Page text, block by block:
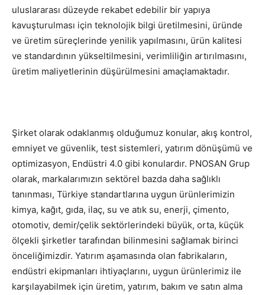
uluslararası düzeyde rekabet edebilir bir yapıya
kavuşturulması için teknolojik bilgi üretilmesini, üründe
ve üretim süreçlerinde yenilik yapılmasını, ürün kalitesi
ve standardının yükseltilmesini, verimliliğin artırılmasını,
üretim maliyetlerinin düşürülmesini amaçlamaktadır.
Şirket olarak odaklanmış olduğumuz konular, akış kontrol,
emniyet ve güvenlik, test sistemleri, yatırım dönüşümü ve
optimizasyon, Endüstri 4.0 gibi konulardır. PNOSAN Grup
olarak, markalarımızın sektörel bazda daha sağlıklı
tanınması, Türkiye standartlarına uygun ürünlerimizin
kimya, kağıt, gıda, ilaç, su ve atık su, enerji, çimento,
otomotiv, demir/çelik sektörlerindeki büyük, orta, küçük
ölçekli şirketler tarafından bilinmesini sağlamak birinci
önceliğimizdir. Yatırım aşamasında olan fabrikaların,
endüstri ekipmanları ihtiyaçlarını, uygun ürünlerimiz ile
karşılayabilmek için üretim, yatırım, bakım ve satın alma